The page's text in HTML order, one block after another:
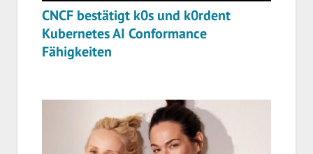
CNCF bestätigt k0s und k0rdent
Kubernetes AI Conformance
Fähigkeiten